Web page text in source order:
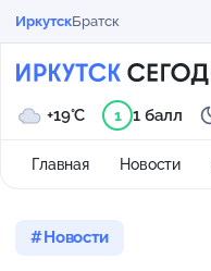
ИркутскБратск
Главная Новости
+19°C 1 1 балл
Новости